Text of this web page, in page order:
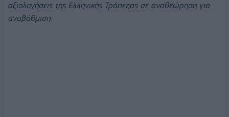
αξιολογήσεις της Ελληνικής Τράπεζας σε αναθεώρηση για
αναβάθμιση.